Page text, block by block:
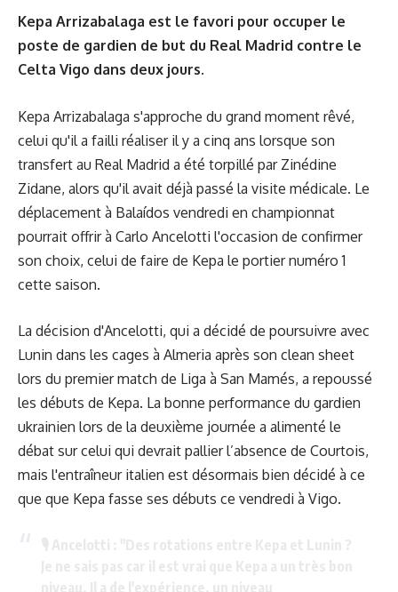
Kepa Arrizabalaga est le favori pour occuper le
poste de gardien de but du Real Madrid contre le
Celta Vigo dans deux jours.
Kepa Arrizabalaga s'approche du grand moment rêvé,
celui qu'il a failli réaliser il y a cinq ans lorsque son
transfert au Real Madrid a été torpillé par Zinédine
Zidane, alors qu'il avait déjà passé la visite médicale. Le
déplacement à Balaídos vendredi en championnat
pourrait offrir à Carlo Ancelotti l'occasion de confirmer
son choix, celui de faire de Kepa le portier numéro 1
cette saison.
La décision d'Ancelotti, qui a décidé de poursuivre avec
Lunin dans les cages à Almeria après son clean sheet
lors du premier match de Liga à San Mamés, a repoussé
les débuts de Kepa. La bonne performance du gardien
ukrainien lors de la deuxième journée a alimenté le
débat sur celui qui devrait pallier l’absence de Courtois,
mais l'entraîneur italien est désormais bien décidé à ce
que que Kepa fasse ses débuts ce vendredi à Vigo.